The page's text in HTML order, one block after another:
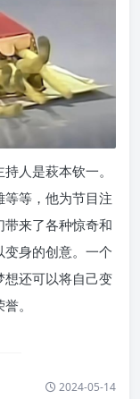
人是萩本钦一。
等，他为节目注
带来了各种惊奇和
身的创意。一个
想还可以将自己变
。
2024-05-14